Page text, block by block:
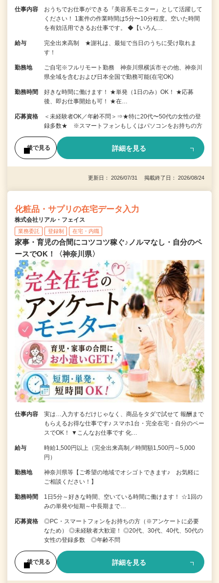
仕事内容
おうちでお仕事ができる『美容系モニター』として活躍して
ください！ 1案件の作業時間は5分〜10分程度。空いた時間
を有効活用できるお仕事です。 ◆【いろん…
給与
完全出来高制 ★謝礼は、最短で当日のうちに受け取れま
す！
勤務地
ご自宅※フルリモート勤務 神奈川県横浜市その他、神奈川
県全域を含むおよび日本全国で勤務可能(在宅OK)
勤務時間
好きな時間に働けます！ ★単発（1日のみ）OK！ ★応募
後、即お仕事開始も可！ ★在…
応募資格
＜未経験者OK／年齢不問＞⇒★特に20代〜50代の女性の登
録多数★ ※スマートフォンもしくはパソコンをお持ちの方
後で見る 詳細を見る
更新日： 2026/07/31 掲載終了日： 2026/08/24
化粧品・サプリの在宅データ入力
株式会社リアル・フェイス
業務委託 登録制 在宅・内職
家事・育児の合間にコツコツ稼ぐ♪ノルマなし・自分のペ
ースでOK！〈神奈川県〉
仕事内容
実は…入力するだけじゃなく、商品をタダで試せて 報酬まで
もらえるお得な仕事です♪ スマホ1台・完全在宅・自分のペー
スでOK！ ▼こんなお仕事です 化…
給与
時給1,500円以上（完全出来高制／時間額1,500円～5,000
円）
勤務地
神奈川県等【ご希望の地域でオシゴトできます♪ お気軽に
ご相談ください！】
勤務時間
1日5分～好きな時間、空いている時間に働けます！ ☆1回の
みの単発や短期～中長期まで…
応募資格
◎PC・スマートフォンをお持ちの方（※アンケートに必要
なため） ◎未経験者大歓迎！ ◎20代、30代、40代、50代の
女性の登録多数 ◎年齢不問
後で見る 詳細を見る